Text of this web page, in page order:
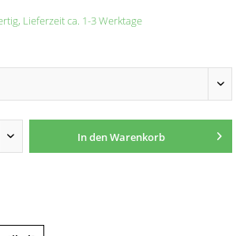
Lieferzeit ca. 1-3 Werktage
In denWarenkorb